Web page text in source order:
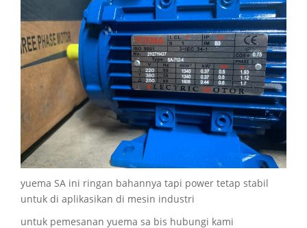
yuema SA ini ringan bahannya tapi power tetap stabil
untuk di aplikasikan di mesin industri
untuk pemesanan yuema sa bis hubungi kami